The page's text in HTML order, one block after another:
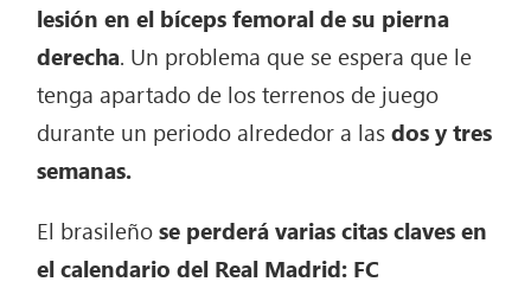
lesión en el bíceps femoral de su pierna
derecha. Un problema que se espera que le
tenga apartado de los terrenos de juego
durante un periodo alrededor a lasdos y tres
semanas.
El brasileñose perderá varias citas claves en
el calendario del Real Madrid: FC